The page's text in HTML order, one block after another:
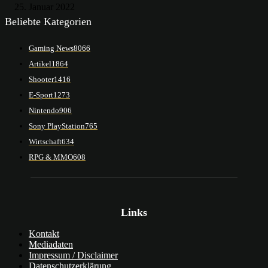
Beliebte Kategorien
Gaming News8066
Artikel1864
Shooter1416
E-Sport1273
Nintendo906
Sony PlayStation765
Wirtschaft634
RPG & MMO608
Links
Kontakt
Mediadaten
Impressum / Disclaimer
Datenschutzerklärung